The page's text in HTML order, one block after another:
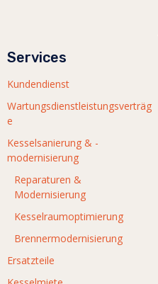
Services
Kundendienst
Wartungsdienstleistungsverträg
e
Kesselsanierung & -
modernisierung
Reparaturen &
Modernisierung
Kesselraumoptimierung
Brennermodernisierung
Ersatzteile